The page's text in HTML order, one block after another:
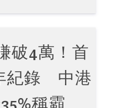
破4萬！首
紀錄 中港
稱霸